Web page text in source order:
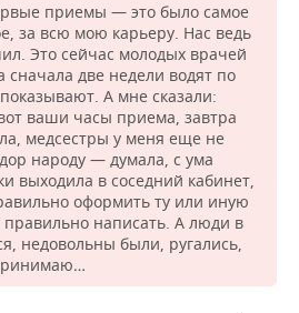
приемы — это было самое
за всю мою карьеру. Нас ведь
Это сейчас молодых врачей
сначала две недели водят по
А мне сказали:
ваши часы приема, завтра
медсестры у меня еще не
народу — думала, с ума
выходила в соседний кабинет,
оформить ту или иную
правильно написать. А люди в
недовольны были, ругались,